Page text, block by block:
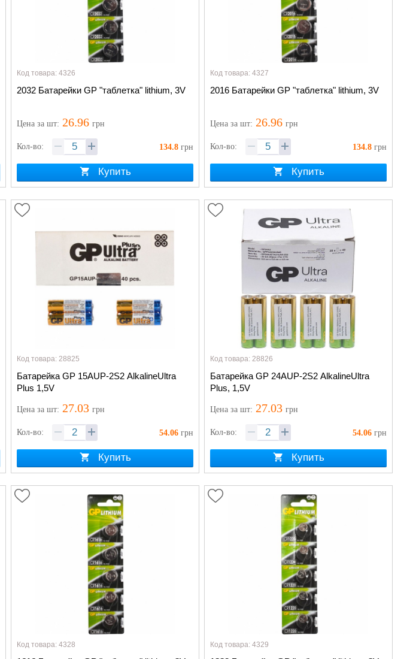
Код товара: 4326
2032 Батарейки GP "таблетка" lithium, 3V
Ценаза шт: 26.96 грн
Кол-во: 134.8 грн
Купить
Код товара: 4327
2016 Батарейки GP "таблетка" lithium, 3V
Ценаза шт: 26.96 грн
Кол-во: 134.8 грн
Купить
Код товара: 28825
Батарейка GP 15АUP-2S2 AlkalineUltra
Plus 1,5V
Ценаза шт: 27.03 грн
Кол-во: 54.06 грн
Купить
Код товара: 28826
Батарейка GP 24АUP-2S2 AlkalineUltra
Plus, 1,5V
Ценаза шт: 27.03 грн
Кол-во: 54.06 грн
Купить
Код товара: 4328 Код товара: 4329